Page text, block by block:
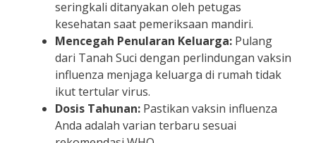
seringkali ditanyakan oleh petugas
kesehatan saat pemeriksaan mandiri.
Mencegah Penularan Keluarga: Pulang
dari Tanah Suci dengan perlindungan vaksin
influenza menjaga keluarga di rumah tidak
ikut tertular virus.
Dosis Tahunan: Pastikan vaksin influenza
Anda adalah varian terbaru sesuai